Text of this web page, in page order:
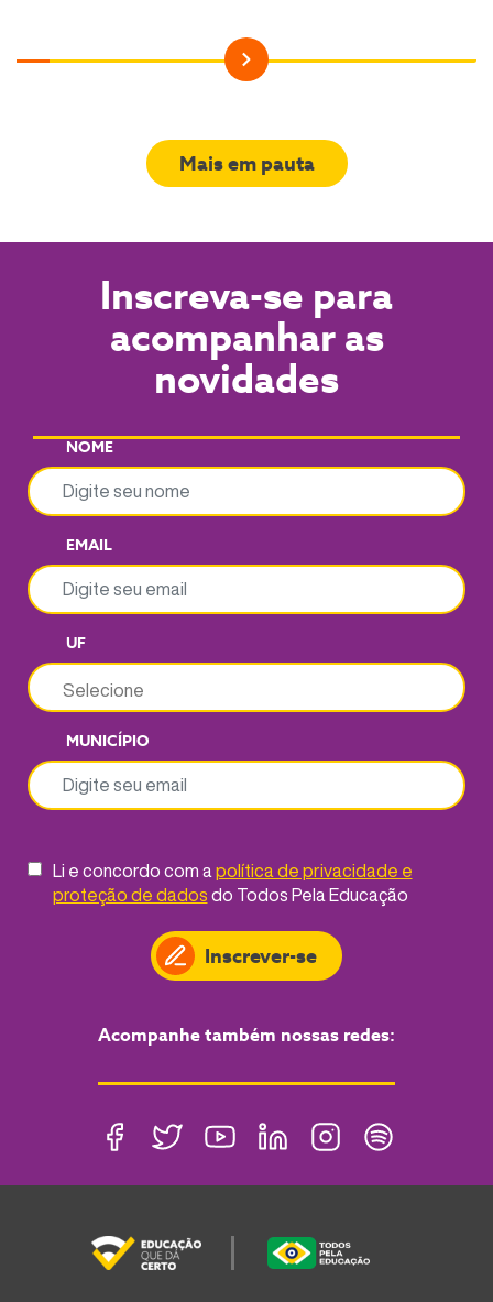
Mais em pauta
Inscreva-se para
acompanhar as
novidades
NOME
EMAIL
UF
MUNICÍPIO
Li e concordo com a política de privacidade e
proteção de dados do Todos Pela Educação
Inscrever-se
Acompanhe também nossas redes: